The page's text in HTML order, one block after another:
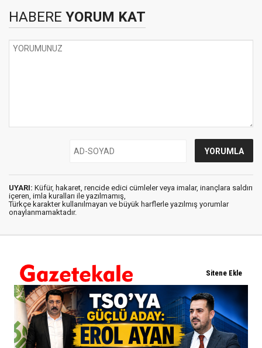
HABERE YORUM KAT
UYARI: Küfür, hakaret, rencide edici cümleler veya imalar, inançlara saldırı
içeren, imla kuralları ile yazılmamış,
Türkçe karakter kullanılmayan ve büyük harflerle yazılmış yorumlar
onaylanmamaktadır.